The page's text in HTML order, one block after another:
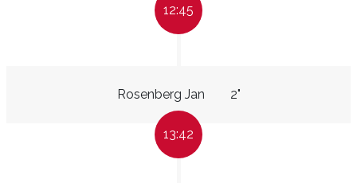
12:45
Rosenberg Jan 2"
13:42